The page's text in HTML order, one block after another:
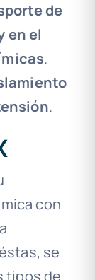
de
en el
.
.
con
se
tipos de